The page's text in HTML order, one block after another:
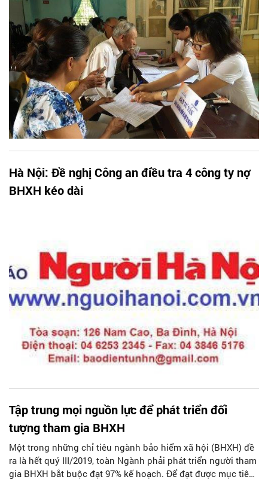
Hà Nội: Đề nghị Công an điều tra 4 công ty nợ
BHXH kéo dài
Tập trung mọi nguồn lực để phát triển đối
tượng tham gia BHXH
Một trong những chỉ tiêu ngành bảo hiểm xã hội (BHXH) đề
ra là hết quý III/2019, toàn Ngành phải phát triển người tham
gia BHXH bắt buộc đạt 97% kế hoạch. Để đạt được mục tiêu